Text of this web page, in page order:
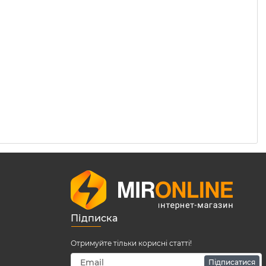
Підписка
Отримуйте тільки корисні статті!
Підписатися